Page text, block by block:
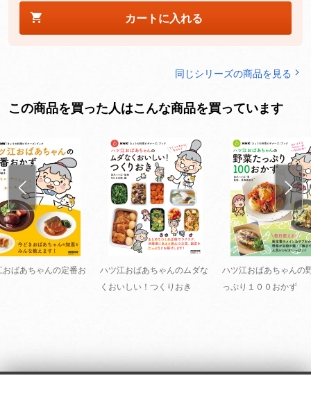
カートに入れる
同じシリーズの商品を見る
この商品を買った人はこんな商品を買っています
おばあちゃんの定番お
ハツ江おばあちゃんのムダな
くおいしい！つくりおき
ハツ江おばあちゃんの
っぷり１００おかず